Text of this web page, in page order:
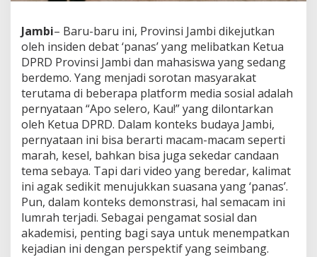
Jambi– Baru-baru ini, Provinsi Jambi dikejutkan
oleh insiden debat ‘panas’ yang melibatkan Ketua
DPRD Provinsi Jambi dan mahasiswa yang sedang
berdemo. Yang menjadi sorotan masyarakat
terutama di beberapa platform media sosial adalah
pernyataan “Apo selero, Kau!” yang dilontarkan
oleh Ketua DPRD. Dalam konteks budaya Jambi,
pernyataan ini bisa berarti macam-macam seperti
marah, kesel, bahkan bisa juga sekedar candaan
tema sebaya. Tapi dari video yang beredar, kalimat
ini agak sedikit menujukkan suasana yang ‘panas’.
Pun, dalam konteks demonstrasi, hal semacam ini
lumrah terjadi. Sebagai pengamat sosial dan
akademisi, penting bagi saya untuk menempatkan
kejadian ini dengan perspektif yang seimbang.